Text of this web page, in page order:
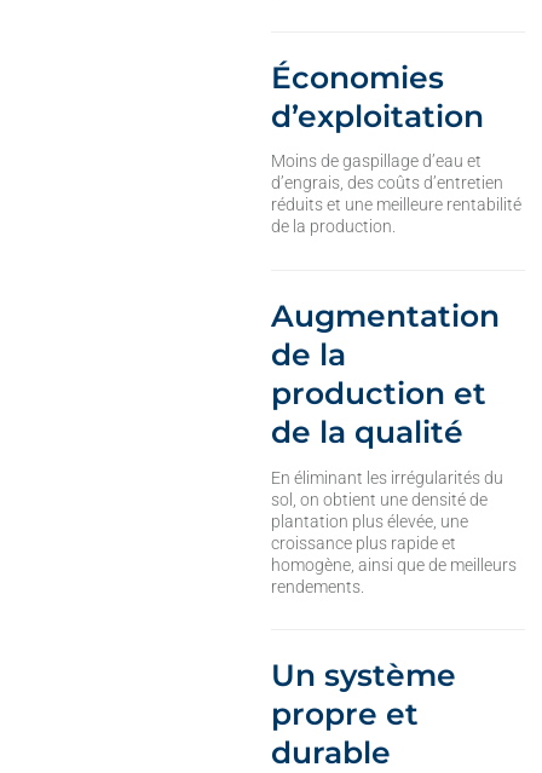
Économies
d’exploitation
Moins de gaspillage d’eau et
d’engrais, des coûts d’entretien
réduits et une meilleure rentabilité
de la production.
Augmentation
de la
production et
de la qualité
En éliminant les irrégularités du
sol, on obtient une densité de
plantation plus élevée, une
croissance plus rapide et
homogène, ainsi que de meilleurs
rendements.
Un système
propre et
durable